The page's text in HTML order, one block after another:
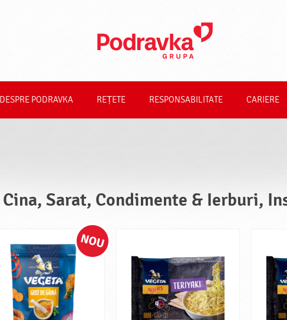
DESPRE PODRAVKA REȚETE RESPONSABILITATE CARIERE
Cina, Sarat, Condimente & Ierburi,